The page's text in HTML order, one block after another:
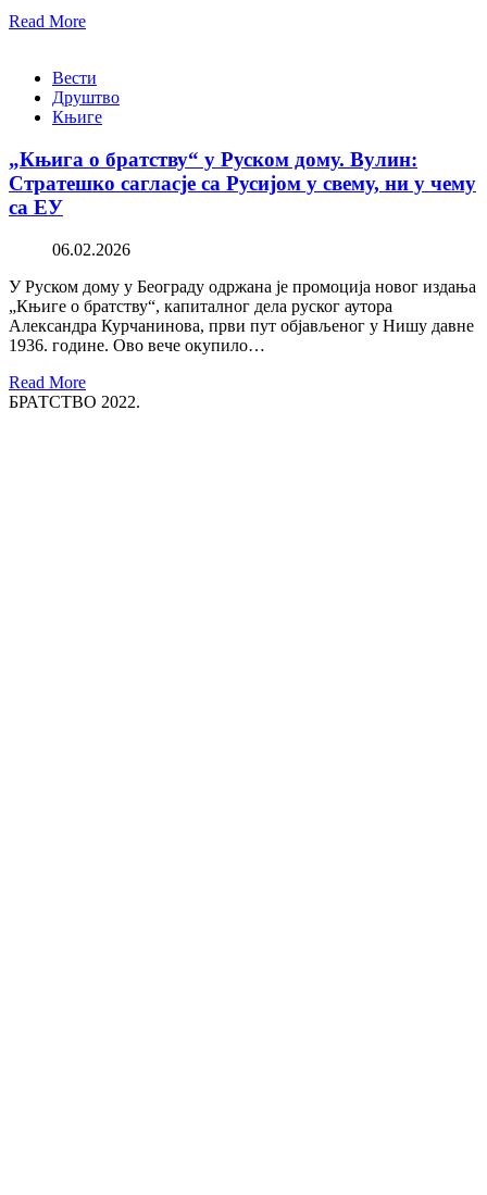
Read More
Вести
Друштво
Књиге
„Књига о братству“ у Руском дому. Вулин:
Стратешко сагласје са Русијом у свему, ни у чему
са ЕУ
06.02.2026
У Руском дому у Београду одржана је промоција новог издања
„Књиге о братству“, капиталног дела руског аутора
Александра Курчанинова, први пут објављеног у Нишу давне
1936. године. Ово вече окупило…
Read More
БРАТСТВО 2022.